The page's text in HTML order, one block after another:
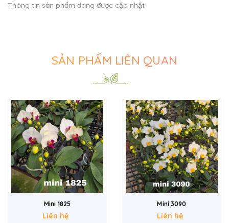
Thông tin sản phẩm đang được cập nhật
SẢN PHẨM LIÊN QUAN
Mini 1825
Liên hệ
Mini 3090
Liên hệ